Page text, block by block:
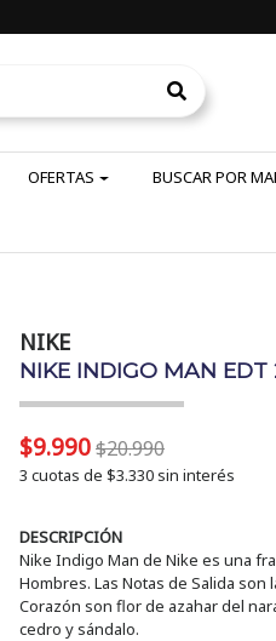
OFERTAS BUSCAR POR
NIKE
NIKE INDIGO MAN
$9.990$20.990
3 cuotas de $3.330sin interés
DESCRIPCIÓN
Nike Indigo Man de Nike es una
Hombres. Las Notas de Salida son
Corazón son flor de azahar del
cedro y sándalo.